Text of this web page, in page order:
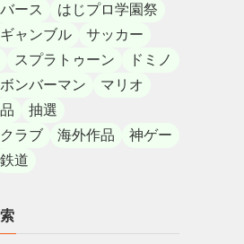
ース
はじプロ学園祭
ギャンブル
サッカー
スプラトゥーン
ドミノ
ボンバーマン
マリオ
抽選
ラブ
海外作品
神ゲー
鉄道